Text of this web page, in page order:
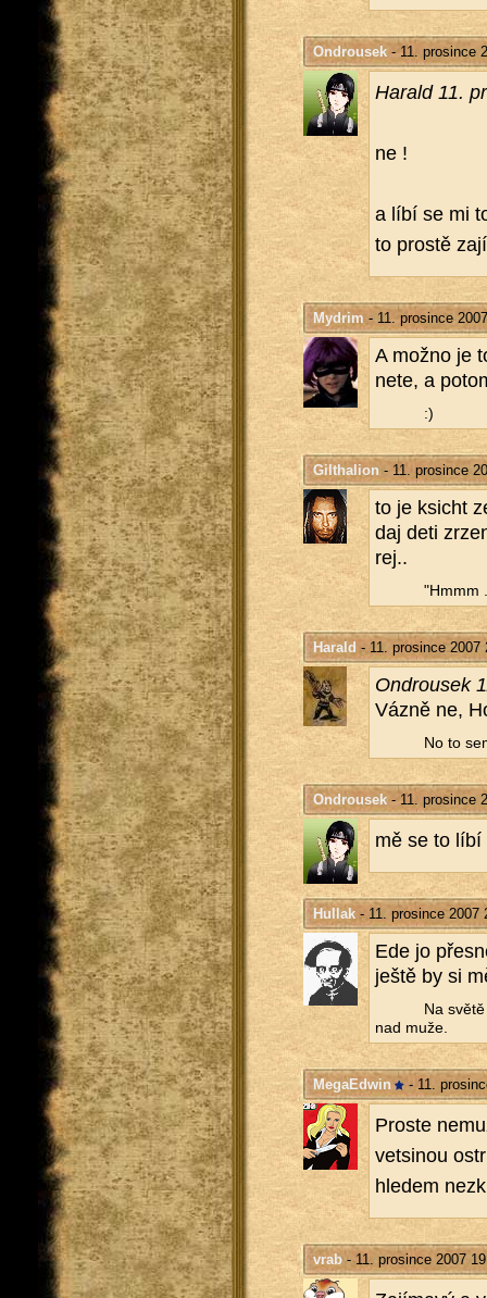
Ondrousek- 11. prosince
Ha­rald 11.
ne !
a líbí se mi
to pros­tě
Mydrim - 11. prosince
A možno je
nete, a
:)
Gilthalion - 11. prosince
to je ksicht
daj deti
rej..
"Hmmm
Harald - 11. prosince 2007
On­d­rou­sek
Vázně ne,
No to
Ondrousek- 11. prosince
mě se to líbí
Hullak- 11. prosince 2007
Ede jo
ještě by si
Na
nad muže.
MegaEdwin - 11.
Pro­s­te
vet­si­nou
hle­dem
vrab- 11. prosince 2007